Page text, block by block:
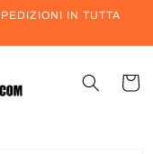
IN TUTTA
Carrello